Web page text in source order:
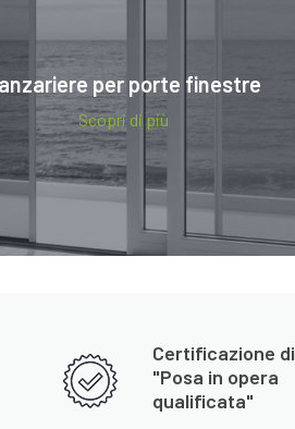
per porte finestre
Scopri di più
Certificazione di
"Posa in opera
qualificata"